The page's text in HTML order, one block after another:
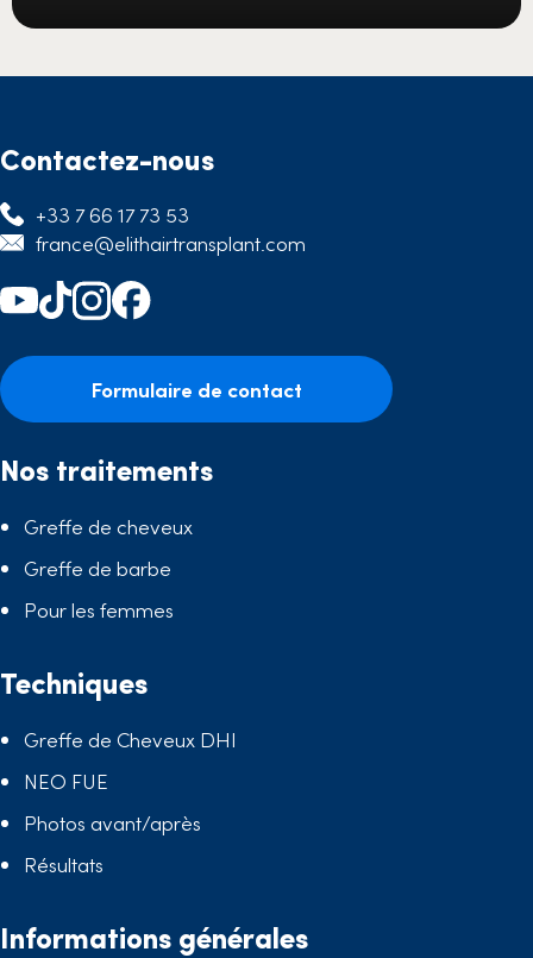
Contactez-nous
+33 7 66 17 73 53
france@elithairtransplant.com
Formulaire de contact
Nos traitements
Greffe de cheveux
Greffe de barbe
Pour les femmes
Techniques
Greffe de Cheveux DHI
NEO FUE
Photos avant/après
Résultats
Informations générales